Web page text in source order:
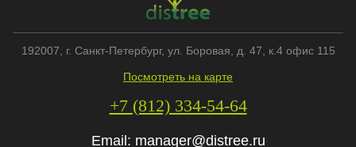
192007 , г. Санкт-Петербург, ул. Боровая, д. 47, к.4 офис 115
Посмотреть на карте
+7 (812) 334-54-64
Email: manager@distree.ru